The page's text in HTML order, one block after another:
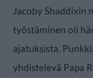
Jacoby Shaddixin
työstäminen oli
ajatuksista.
yhdistelevä Papa